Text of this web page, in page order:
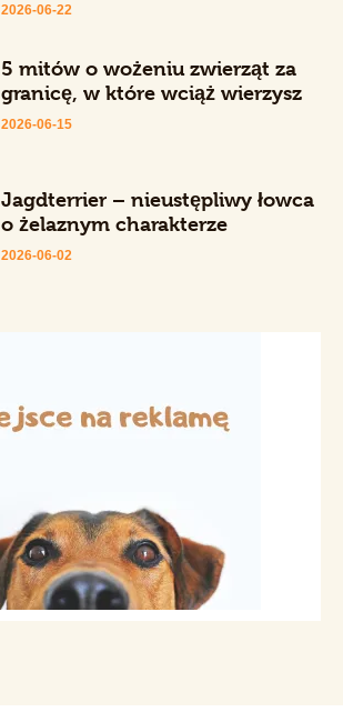
2026-06-22
5 mitów o wożeniu zwierząt za
granicę, w które wciąż wierzysz
2026-06-15
Jagdterrier – nieustępliwy łowca
o żelaznym charakterze
2026-06-02